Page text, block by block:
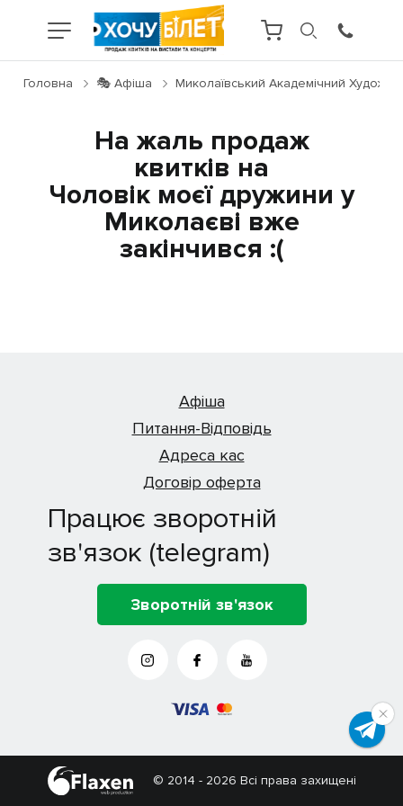
Головна 🎭 Афіша Миколаївський Академічний
На жаль продаж
квитків на
Чоловік моєї дружини у
Миколаєві вже
закінчився :(
Афіша
Питання-Відповідь
Адреса кас
Договір оферта
Працює зворотній
зв'язок (telegram)
Зворотній зв'язок
© 2014 - 2026 Всі права захищені